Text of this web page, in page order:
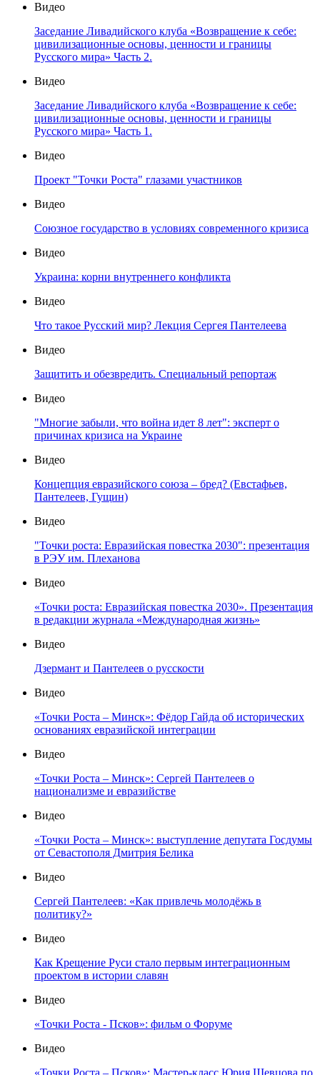
Видео
Заседание Ливадийского клуба «Возвращение к себе:
цивилизационные основы, ценности и границы
Русского мира» Часть 2.
Видео
Заседание Ливадийского клуба «Возвращение к себе:
цивилизационные основы, ценности и границы
Русского мира» Часть 1.
Видео
Проект "Точки Роста" глазами участников
Видео
Союзное государство в условиях современного кризиса
Видео
Украина: корни внутреннего конфликта
Видео
Что такое Русский мир? Лекция Сергея Пантелеева
Видео
Защитить и обезвредить. Специальный репортаж
Видео
"Многие забыли, что война идет 8 лет": эксперт о
причинах кризиса на Украине
Видео
Концепция евразийского союза – бред? (Евстафьев,
Пантелеев, Гущин)
Видео
"Точки роста: Евразийская повестка 2030": презентация
в РЭУ им. Плеханова
Видео
«Точки роста: Евразийская повестка 2030». Презентация
в редакции журнала «Международная жизнь»
Видео
Дзермант и Пантелеев о русскости
Видео
«Точки Роста – Минск»: Фёдор Гайда об исторических
основаниях евразийской интеграции
Видео
«Точки Роста – Минск»: Сергей Пантелеев о
национализме и евразийстве
Видео
«Точки Роста – Минск»: выступление депутата Госдумы
от Севастополя Дмитрия Белика
Видео
Сергей Пантелеев: «Как привлечь молодёжь в
политику?»
Видео
Как Крещение Руси стало первым интеграционным
проектом в истории славян
Видео
«Точки Роста - Псков»: фильм о Форуме
Видео